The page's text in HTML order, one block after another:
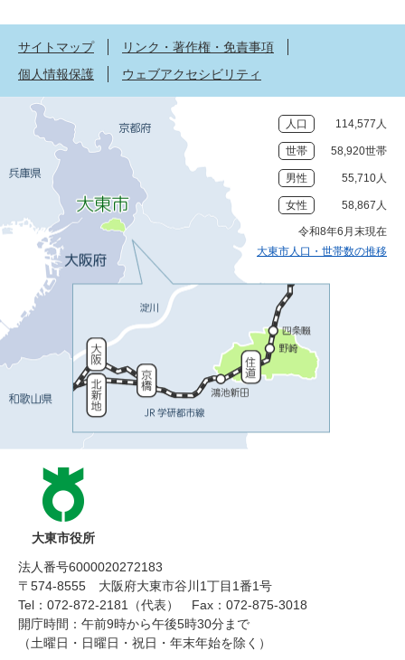
サイトマップ
リンク・著作権・免責事項
個人情報保護
ウェブアクセシビリティ
人口 114,577人
世帯 58,920世帯
男性 55,710人
女性 58,867人
令和8年6月末現在
大東市人口・世帯数の推移
大東市役所
法人番号6000020272183
〒574-8555 大阪府大東市谷川1丁目1番1号
Tel：072-872-2181（代表）
Fax：072-875-3018
開庁時間：午前9時から午後5時30分まで
（土曜日・日曜日・祝日・年末年始を除く）